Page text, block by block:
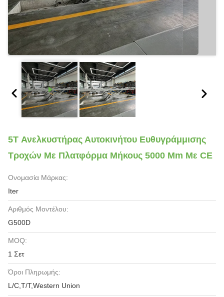
5T Ανελκυστήρας Αυτοκινήτου Ευθυγράμμισης
Τροχών Με Πλατφόρμα Μήκους 5000 Mm Με CE
Ονομασία Μάρκας:
Iter
Αριθμός Μοντέλου:
G500D
MOQ:
1 Σετ
Όροι Πληρωμής:
L/C,T/T,Western Union